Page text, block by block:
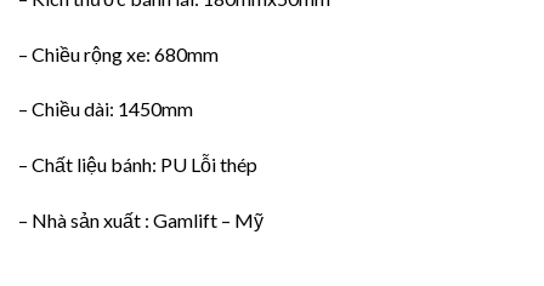
– Chiều rộng xe: 680mm
– Chiều dài: 1450mm
– Chất liệu bánh: PU Lỗi thép
– Nhà sản xuất : Gamlift – Mỹ